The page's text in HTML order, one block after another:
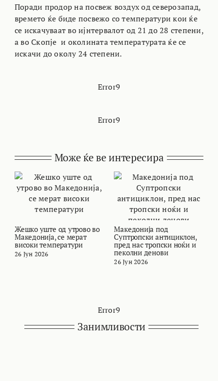
Поради продор на посвеж воздух од северозапад,
времето ќе биде посвежо со температури кои ќе
се искачуваат во ијнтервалот од 21 до 28 степени,
а во Скопје и околината температурата ќе се
искачи до околу 24 степени.
Error9
Error9
Може ќе ве интересира
Жешко уште од утрово во
Македонија, се мерат
високи температури
26 Јун 2026
Македонија под
Суптропски антициклон,
пред нас тропски ноќи и
пеколни денови
26 Јун 2026
Error9
Занимливости